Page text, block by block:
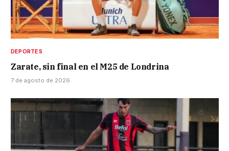
DEPORTES
Zarate, sin final en el M25 de Londrina
7 de agosto de 2026